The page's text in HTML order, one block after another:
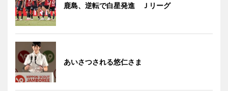
鹿島、逆転で白星発進 Ｊリーグ
あいさつされる悠仁さま